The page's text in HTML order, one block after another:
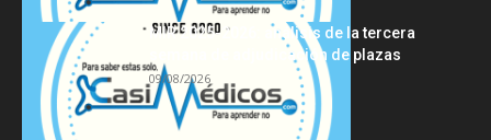
MIR 2025-2026: análisis de la tercera
semana de adjudicación de plazas
09/08/2026